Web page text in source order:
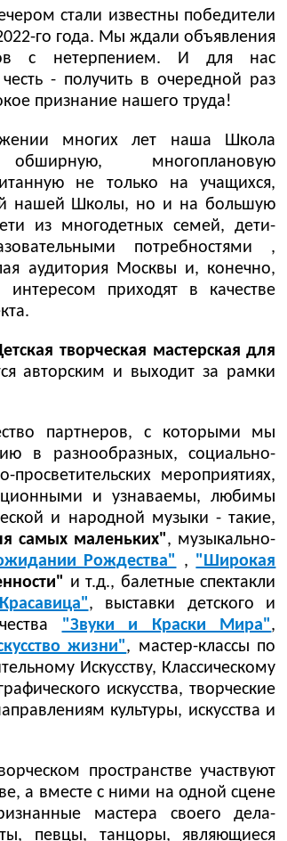
стали известны победители
го года. Мы ждали объявления
с нетерпением. И для нас
- получить в очередной раз
признание нашего труда!
многих лет наша Школа
многоплановую
не только на учащихся,
нашей Школы, но и на большую
из многодетных семей, дети-
потребностями ,
аудитория Москвы и, конечно,
приходят в качестве
творческая мастерская для
авторским и выходит за рамки
партнеров, с которыми мы
в разнообразных, социально-
просветительских мероприятиях,
и узнаваемы, любимы
и народной музыки - такие,
самых маленьких", музыкально-
Рождества" , "Широкая
и т.д., балетные спектакли
, выставки детского и
"Звуки и Краски Мира",
жизни", мастер-классы по
Искусству, Классическому
искусства, творческие
культуры, искусства и
пространстве участвуют
а вместе с ними на одной сцене
мастера своего дела-
певцы, танцоры, являющиеся